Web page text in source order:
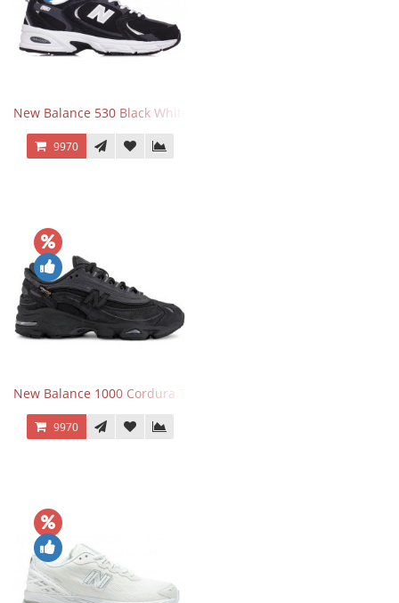
New Balance 530 Black White Silver
9970
New Balance 1000 Cordura Trainers Black Cement
9970